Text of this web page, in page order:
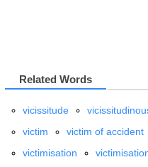
Related Words
vicissitude
victim
victim of accident
victimisation